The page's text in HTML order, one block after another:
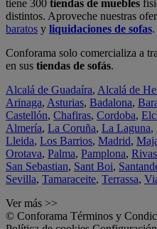
tiene 300 tiendas de muebles
distintos. Aproveche nuestras
baratos y liquidaciones de sofas.
Conforama solo comercializa a
en sus tiendas de sofás.
Alcalá de Guadaíra, Alcalá de
Arinaga, Asturias, Badalona,
Castellón, Chafiras, Cordoba,
Almería, La Coruña, La Laguna,
Lleida, Los Barrios, Madrid,
Orotava, Palma, Pamplona, Rivas
San Sebastian, Sant Boi,
Sevilla, Tamaraceite, Terrassa,
Ver más >>
© Conforama Términos y